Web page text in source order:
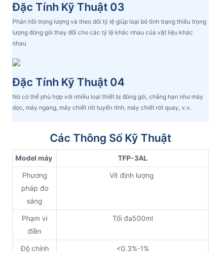
Đặc Tính Kỹ Thuật 03
Phản hồi trọng lượng và theo dõi tỷ lệ giúp loại bỏ tình trạng thiếu trọng
lượng đóng gói thay đổi cho các tỷ lệ khác nhau của vật liệu khác
nhau
Đặc Tính Kỹ Thuật 04
Nó có thể phù hợp với nhiều loại thiết bị đóng gói, chẳng hạn như máy
dọc, máy ngang, máy chiết rót tuyến tính, máy chiết rót quay, v.v.
Các Thông Số Kỹ Thuật
Model máy TFP-3AL
Phương
pháp đo
sáng
Vít định lượng
Phạm vi
điền
Tối đa500ml
Độ chính
<0.3%-1%